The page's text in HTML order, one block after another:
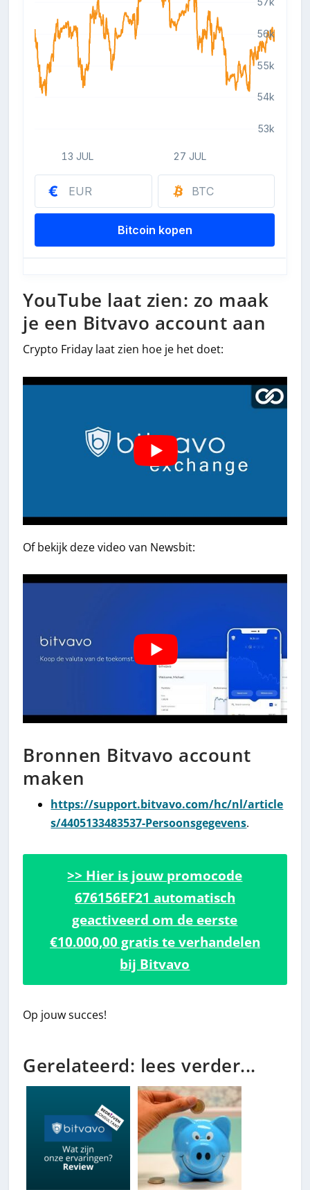
YouTube laat zien: zo maak
je een Bitvavo account aan
Crypto Friday laat zien hoe je het doet:
Of bekijk deze video van Newsbit:
Bronnen Bitvavo account
maken
https://support.bitvavo.com/hc/nl/article
s/4405133483537-Persoonsgegevens.
>> Hier is jouw promocode
676156EF21 automatisch
geactiveerd om de eerste
€10.000,00 gratis te verhandelen
bij Bitvavo
Op jouw succes!
Gerelateerd: lees verder...